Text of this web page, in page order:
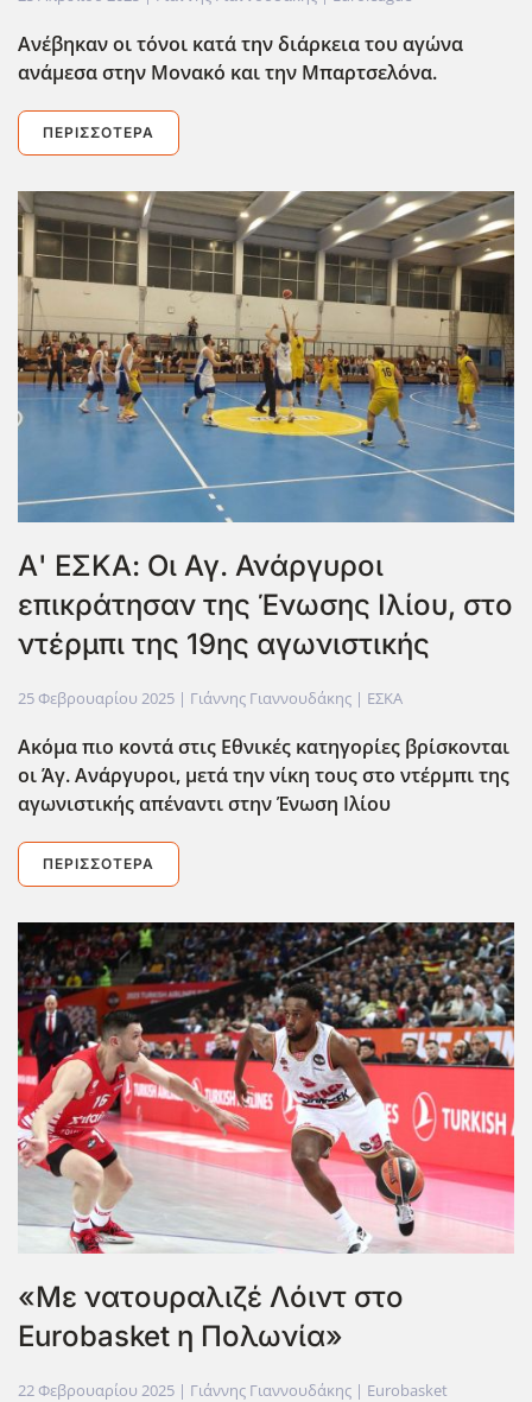
Ανέβηκαν οι τόνοι κατά την διάρκεια του αγώνα
ανάμεσα στην Μονακό και την Μπαρτσελόνα.
ΠΕΡΙΣΣΌΤΕΡΑ
Α' ΕΣΚΑ: Οι Αγ. Ανάργυροι
επικράτησαν της Ένωσης Ιλίου, στο
ντέρμπι της 19ης αγωνιστικής
25 Φεβρουαρίου 2025 | Γιάννης Γιαννουδάκης | ΕΣΚΑ
Ακόμα πιο κοντά στις Εθνικές κατηγορίες βρίσκονται
οι Άγ. Ανάργυροι, μετά την νίκη τους στο ντέρμπι της
αγωνιστικής απέναντι στην Ένωση Ιλίου
ΠΕΡΙΣΣΌΤΕΡΑ
«Με νατουραλιζέ Λόιντ στο
Eurobasket η Πολωνία»
22 Φεβρουαρίου 2025 | Γιάννης Γιαννουδάκης | Eurobasket